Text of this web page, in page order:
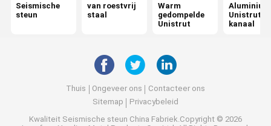
Seismische
steun
van roestvrij
staal
Warm
gedompelde
Unistrut
Aluminium
Unistrut
kanaal
Thuis Ongeveer ons
Contacteer ons
Sitemap
Privacybeleid
Kwaliteit Seismische steun China Fabriek.Copyright © 2026